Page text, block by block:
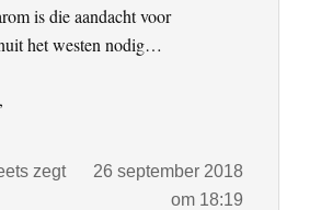
is die aandacht voor
het westen nodig…
zegt
26 september 2018
om 18:19